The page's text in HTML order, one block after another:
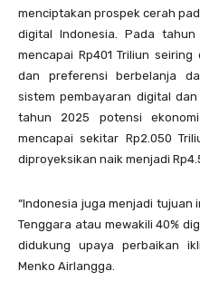
menciptakan prospek cerah
digital Indonesia. Pada
mencapai Rp401 Triliun
dan preferensi berbelanja
sistem pembayaran digital
tahun 2025 potensi
mencapai sekitar Rp2.050
diproyeksikan naik menjadi
“Indonesia juga menjadi
Tenggara atau mewakili 40%
didukung upaya perbaikan
Menko Airlangga.